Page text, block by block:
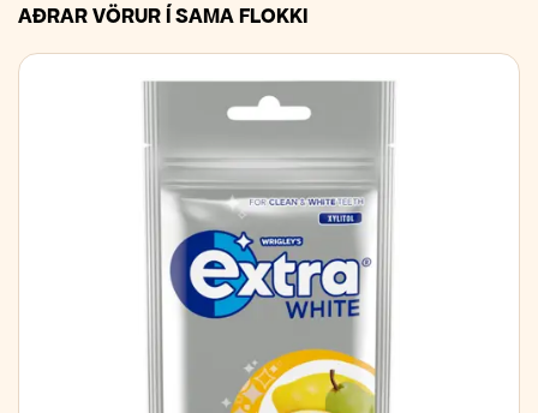
AÐRAR VÖRUR Í SAMA FLOKKI